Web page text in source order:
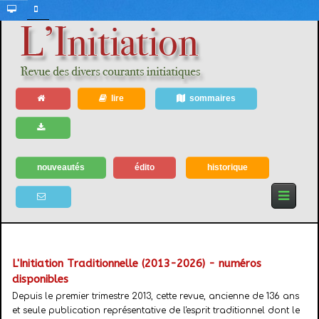
lire sommaires
nouveautés édito historique
L'Initiation Traditionnelle (2013-2026) - numéros
disponibles
Depuis le premier trimestre 2013, cette revue, ancienne de 136 ans
et seule publication représentative de l'esprit traditionnel dont le